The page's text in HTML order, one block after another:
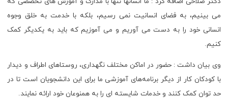
می بینیم، به فضای انسانیت نمی رسیم، بلکه با خدمت به خلق وجوه
انسانی خود را به دست می آوریم و می آموزیم که باید به یکدیگر کمک
کنیم.
وی بیان داشت : حضور در اماکن مختلف نگهداری، روستاهای اطراف و دیدار
با کودکان کار از دیگر برنامه‌های آموزشی ما برای این دانشجویان است تا در
حد توان کمک کنند و خدمات شایسته ای را به همنوعان خود ارائه نمایند.